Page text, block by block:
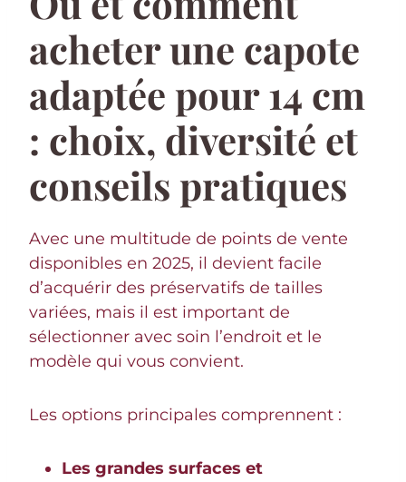
acheter une capote
adaptée pour 14 cm
: choix, diversité et
conseils pratiques
Avec une multitude de points de vente
disponibles en 2025, il devient facile
d’acquérir des préservatifs de tailles
variées, mais il est important de
sélectionner avec soin l’endroit et le
modèle qui vous convient.
Les options principales comprennent :
Les grandes surfaces et